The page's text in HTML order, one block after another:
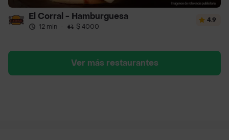
El Corral - Hamburguesa
12 min · $ 4000
4.9
Ver más restaurantes